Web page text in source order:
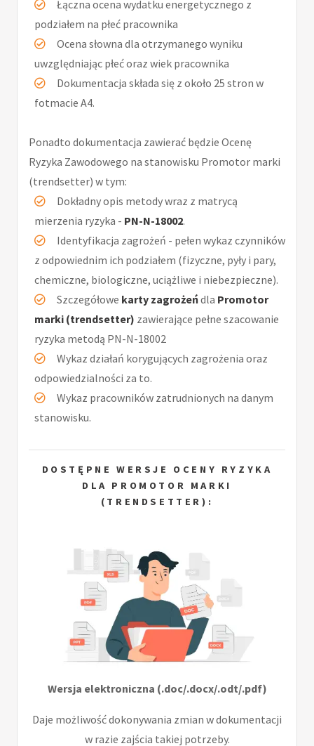
Łączna ocena wydatku energetycznego z
podziałem na płeć pracownika
Ocena słowna dla otrzymanego wyniku
uwzględniając płeć oraz wiek pracownika
Dokumentacja składa się z około 25 stron w
fotmacie A4.
Ponadto dokumentacja zawierać będzie Ocenę
Ryzyka Zawodowego na stanowisku Promotor marki
(trendsetter) w tym:
Dokładny opis metody wraz z matrycą
mierzenia ryzyka - PN-N-18002.
Identyfikacja zagrożeń - pełen wykaz czynników
z odpowiednim ich podziałem (fizyczne, pyły i pary,
chemiczne, biologiczne, uciążliwe i niebezpieczne).
Szczegółowe karty zagrożeńdla Promotor
marki (trendsetter) zawierające pełne szacowanie
ryzyka metodą PN-N-18002
Wykaz działań korygujących zagrożenia oraz
odpowiedzialności za to.
Wykaz pracowników zatrudnionych na danym
stanowisku.
DOSTĘPNE WERSJE OCENY RYZYKA
DLA PROMOTOR MARKI
(TRENDSETTER):
Wersja elektroniczna (.doc/.docx/.odt/.pdf)
Daje możliwość dokonywania zmian w dokumentacji
w razie zajścia takiej potrzeby.